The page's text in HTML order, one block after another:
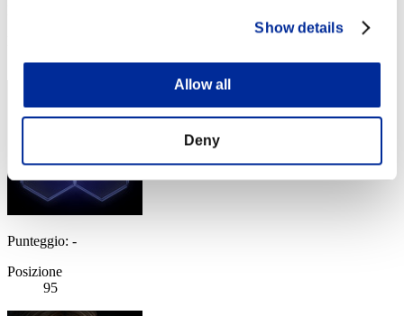
Show details
Allow all
Deny
Punteggio: -
Posizione
95